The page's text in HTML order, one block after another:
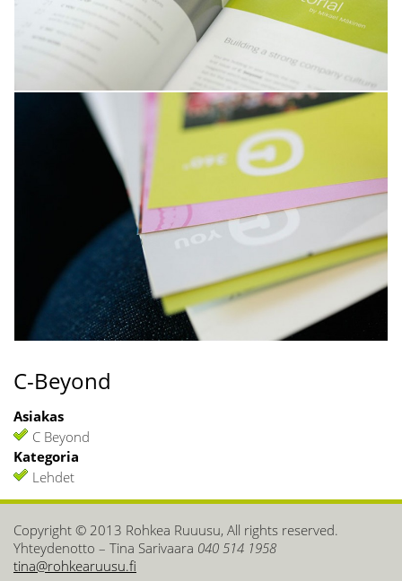
C-Beyond
Asiakas
C Beyond
Kategoria
Lehdet
Copyright © 2013 Rohkea Ruuusu, All rights reserved.
Yhteydenotto – Tina Sarivaara 040 514 1958
tina@rohkearuusu.fi